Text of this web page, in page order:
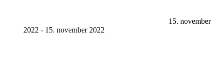
15. november
2022 - 15. november 2022